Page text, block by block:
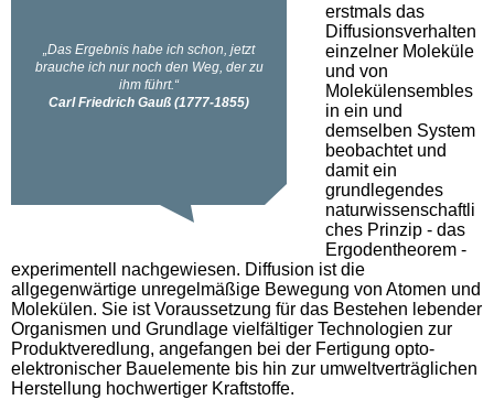
erstmals das
Diffusionsverhalten
einzelner Moleküle
und von
Molekülensembles
in ein und
demselben System
beobachtet und
damit ein
grundlegendes
naturwissenschaftli
ches Prinzip - das
Ergodentheorem -
experimentell nachgewiesen. Diffusion ist die
allgegenwärtige unregelmäßige Bewegung von Atomen und
Molekülen. Sie ist Voraussetzung für das Bestehen lebender
Organismen und Grundlage vielfältiger Technologien zur
Produktveredlung, angefangen bei der Fertigung opto-
elektronischer Bauelemente bis hin zur umweltverträglichen
Herstellung hochwertiger Kraftstoffe.